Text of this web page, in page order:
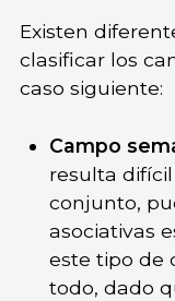
Existen
clasificar los
caso siguiente:
Campo
resulta
conjunto,
asociativas
este tipo de
todo, dado